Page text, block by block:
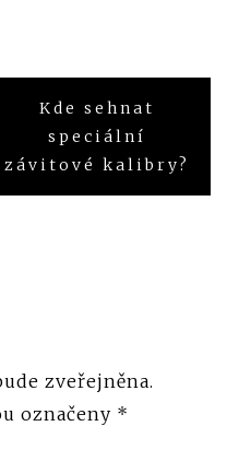
Kde sehnat
speciální
závitové kalibry?
zveřejněna.
označeny *